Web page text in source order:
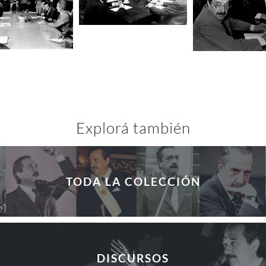
Explorá también
TODA LA COLECCIÓN
DISCURSOS